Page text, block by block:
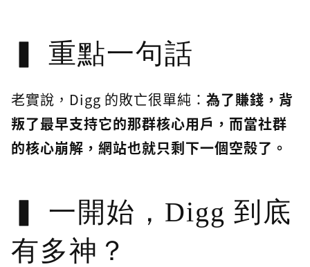
重點一句話
老實說，Digg 的敗亡很單純： 為了賺錢，背
叛了最早支持它的那群核心用戶，而當社群
的核心崩解，網站也就只剩下一個空殼了。
一開始，Digg 到底
有多神？